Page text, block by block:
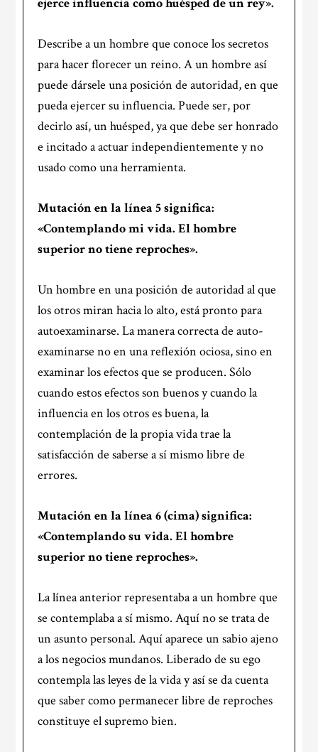
Describe a un hombre que conoce los secretos
para hacer florecer un reino. A un hombre así
puede dársele una posición de autoridad, en que
pueda ejercer su influencia. Puede ser, por
decirlo así, un huésped, ya que debe ser honrado
e incitado a actuar independientemente y no
usado como una herramienta.
Mutación en lalínea 5significa:
«Contemplando mi vida. El hombre
superior no tiene reproches».
Un hombre en una posición de autoridad al que
los otros miran hacia lo alto, está pronto para
autoexaminarse. La manera correcta de auto-
examinarse no en una reflexión ociosa, sino en
examinar los efectos que se producen. Sólo
cuando estos efectos son buenos y cuando la
influencia en los otros es buena, la
contemplación de la propia vida trae la
satisfacción de saberse a sí mismo libre de
errores.
Mutación en lalínea 6(cima) significa:
«Contemplando su vida. El hombre
superior no tiene reproches».
La línea anterior representaba a un hombre que
se contemplaba a sí mismo. Aquí no se trata de
un asunto personal. Aquí aparece un sabio ajeno
a los negocios mundanos. Liberado de su ego
contempla las leyes de la vida y así se da cuenta
que saber como permanecer libre de reproches
constituye el supremo bien.